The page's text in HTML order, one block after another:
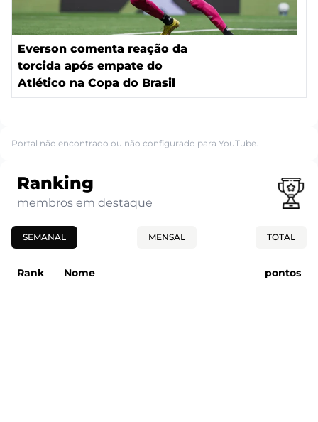
Everson comenta reação da
torcida após empate do
Atlético na Copa do Brasil
Portal não encontrado ou não configurado para YouTube.
Ranking
membros em destaque
SEMANAL MENSAL TOTAL
Rank Nome pontos